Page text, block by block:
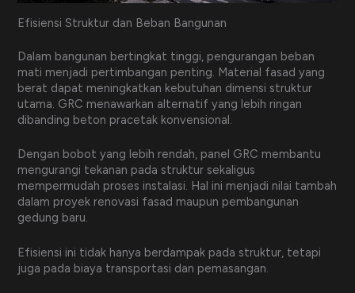
Efisiensi Struktur dan Beban Bangunan
Dalam bangunan bertingkat tinggi, pengurangan beban
mati menjadi pertimbangan penting. Material fasad yang
berat dapat meningkatkan kebutuhan dimensi struktur
utama. GRC menawarkan alternatif yang lebih ringan
dibanding beton pracetak konvensional.
Dengan bobot yang lebih rendah, panel GRC membantu
mengurangi tekanan pada struktur sekaligus
mempermudah proses instalasi. Hal ini menjadi nilai tambah
dalam proyek renovasi fasad maupun pembangunan
gedung baru.
Efisiensi ini tidak hanya berdampak pada struktur, tetapi
juga pada biaya transportasi dan pemasangan.